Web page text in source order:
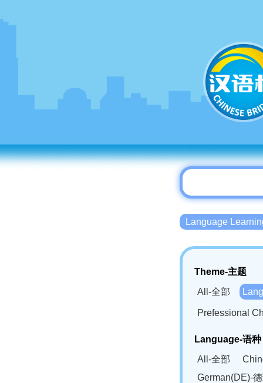
Language
Theme-主题
All-全部
Prefessional
Language-语种
All-全部
German(DE)-